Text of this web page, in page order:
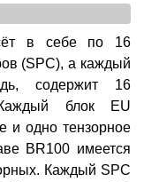
в себе по 16
(SPC), а каждый
содержит 16
блок EU
и одно тензорное
BR100 имеется
Каждый SPC